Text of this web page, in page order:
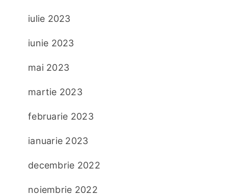
iulie 2023
iunie 2023
mai 2023
martie 2023
februarie 2023
ianuarie 2023
decembrie 2022
noiembrie 2022